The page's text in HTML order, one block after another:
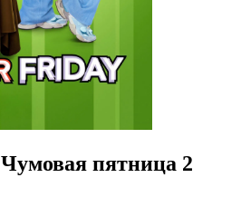
Чумовая пятница 2